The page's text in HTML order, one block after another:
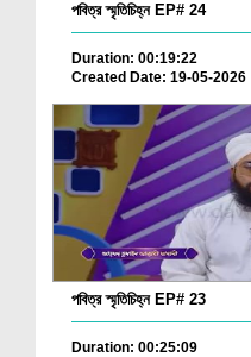
পবিত্র স্মৃতিচিহ্ন EP# 24
Duration: 00:19:22
Created Date: 19-05-2026
পবিত্র স্মৃতিচিহ্ন EP# 23
Duration: 00:25:09